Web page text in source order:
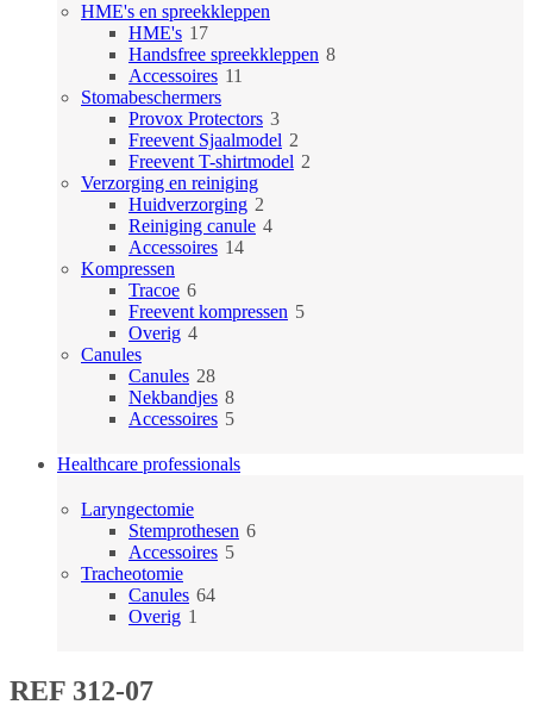
HME's en spreekkleppen
HME's 1717
producten
Handsfree spreekkleppen 88
Accessoires 11
Stomabeschermers
Provox Protectors 33
producten
Freevent Sjaalmodel 2
producten
Freevent T-shirtmodel 2
Verzorging en reiniging
Huidverzorging 2
producten
Reiniging canule 44
Accessoires 1414
Kompressen
Tracoe 66
producten
Freevent kompressen 55
Overig 44
Canules
Canules 2828
producten
Nekbandjes 88
producten
Accessoires 55
Healthcare professionals
Laryngectomie
Stemprothesen 66
Accessoires 55
Tracheotomie
Canules 6464
Overig 1
REF 312-07